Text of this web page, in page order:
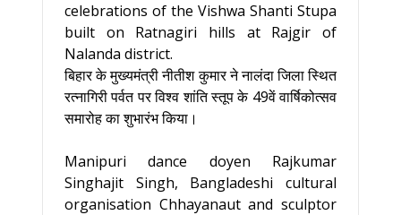
celebrations of the Vishwa Shanti Stupa
built on Ratnagiri hills at Rajgir of
Nalanda district.
बिहार के मुख्यमंत्री नीतीश कुमार ने नालंदा जिला स्थित
रत्नागिरी पर्वत पर विश्व शांति स्तूप के 49वें वार्षिकोत्सव
समारोह का शुभारंभ किया।
Manipuri dance doyen Rajkumar
Singhajit Singh, Bangladeshi cultural
organisation Chhayanaut and sculptor